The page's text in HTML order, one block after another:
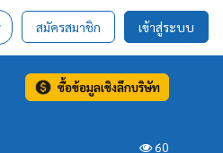
สมัครสมาชิก เข้าสู่ระบบ
ซื้อข้อมูลเชิงลึกบริษัท
60